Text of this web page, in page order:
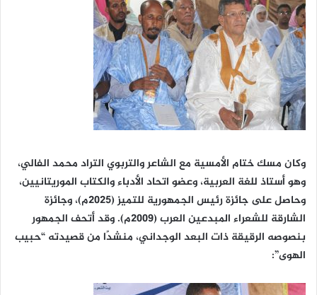
وكان مسك ختام الأمسية مع الشاعر والتربوي التراد محمد الفالي،
وهو أستاذ للغة العربية، وعضو اتحاد الأدباء والكتاب الموريتانيين،
وحاصل على جائزة رئيس الجمهورية للتميز (2025م)، وجائزة
الشارقة للشعراء المبدعين العرب (2009م). وقد أتحف الجمهور
بنصوصه الرقيقة ذات البعد الوجداني، منشدًا من قصيدته “حبيب
الهوى”: